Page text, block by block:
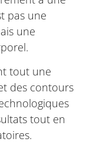
pas une
une
tout une
des contours
tout en